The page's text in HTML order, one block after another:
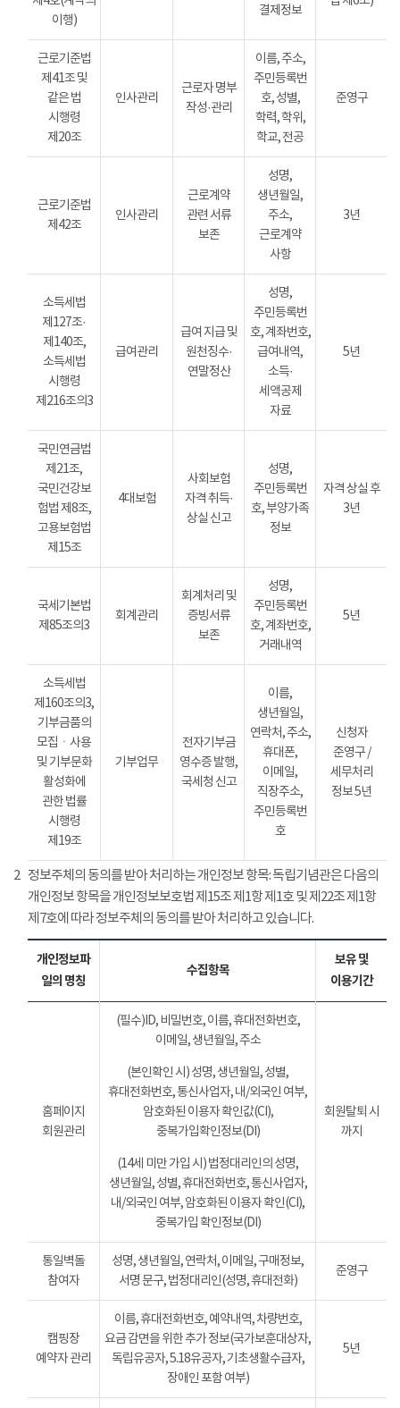
이행)
결제정보
근로기준법
제41조 및
같은 법
시행령
제20조
인사관리
근로자 명부
작성·관리
이름, 주소,
주민등록번
호, 성별,
학력, 학위,
학교, 전공
준영구
근로기준법
제42조
인사관리
근로계약
관련 서류
보존
성명,
생년월일,
주소,
근로계약
사항
3년
소득세법
제127조·
제140조,
소득세법
시행령
제216조의3
급여관리
급여 지급 및
원천징수·
연말정산
성명,
주민등록번
호, 계좌번호,
급여내역,
소득·
세액공제
자료
5년
국민연금법
제21조,
국민건강보
험법 제8조,
고용보험법
제15조
4대보험
사회보험
자격 취득·
상실 신고
성명,
주민등록번
호, 부양가족
정보
자격 상실 후
3년
국세기본법
제85조의3
회계관리
회계처리 및
증빙서류
보존
성명,
주민등록번
호, 계좌번호,
거래내역
5년
소득세법
제160조의3,
기부금품의
모집ㆍ사용
및 기부문화
활성화에
관한 법률
시행령
제19조
기부업무
전자기부금
영수증 발행,
국세청 신고
이름,
생년월일,
연락처, 주소,
휴대폰,
이메일,
직장주소,
주민등록번
호
신청자
준영구 /
세무처리
정보 5년
2 정보주체의 동의를 받아 처리하는 개인정보 항목: 독립기념관은 다음의
개인정보 항목을 개인정보보호법 제15조 제1항 제1호 및 제22조 제1항
제7호에 따라 정보주체의 동의를 받아 처리하고 있습니다.
개인정보파
일의 명칭
수집항목
보유 및
이용기간
홈페이지
회원관리
(필수)ID, 비밀번호, 이름, 휴대전화번호,
이메일, 생년월일, 주소
(본인확인 시) 성명, 생년월일, 성별,
휴대전화번호, 통신사업자, 내/외국인 여부,
암호화된 이용자 확인값(CI),
중복가입확인정보(DI)
(14세 미만 가입 시) 법정대리인의 성명,
생년월일, 성별, 휴대전화번호, 통신사업자,
내/외국인 여부, 암호화된 이용자 확인(CI),
중복가입 확인정보(DI)
회원탈퇴 시
까지
통일벽돌
참여자
성명, 생년월일, 연락처, 이메일, 구매정보,
서명 문구, 법정대리인(성명, 휴대전화)
준영구
캠핑장
예약자 관리
이름, 휴대전화번호, 예약내역, 차량번호,
요금 감면을 위한 추가 정보(국가보훈대상자,
독립유공자, 5.18유공자, 기초생활수급자,
장애인 포함 여부)
5년